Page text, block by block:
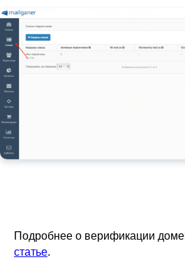
Подробнее о верификации
статье.